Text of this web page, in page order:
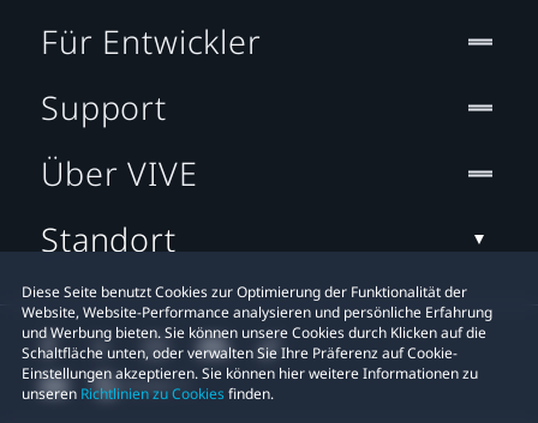
Diese Seite benutzt Cookies zur Optimierung der Funktionalität der
Website, Website-Performance analysieren und persönliche Erfahrung
und Werbung bieten. Sie können unsere Cookies durch Klicken auf die
Schaltfläche unten, oder verwalten Sie Ihre Präferenz auf Cookie-
Einstellungen akzeptieren. Sie können hier weitere Informationen zu
unseren Richtlinien zu Cookiesfinden.
Für Entwickler
Support
Über VIVE
Standort